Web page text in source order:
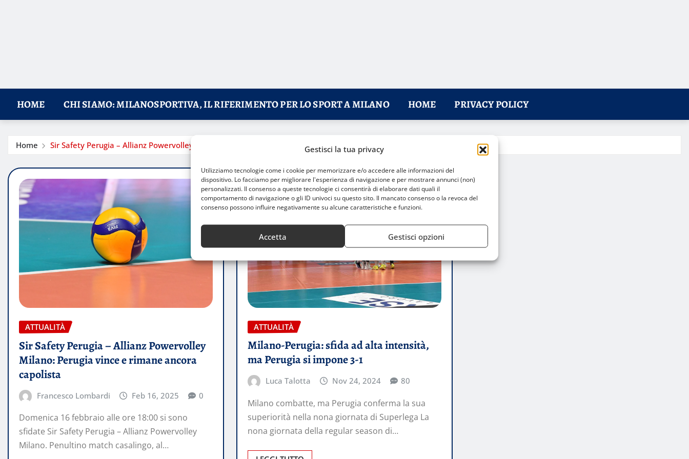
Gestisci la tua privacy
Utilizziamo tecnologie come i cookie per memorizzare e/o accedere alle informazioni del
dispositivo. Lo facciamo per migliorare l'esperienza di navigazione e per mostrare annunci (non)
personalizzati. Il consenso a queste tecnologie ci consentirà di elaborare dati quali il
comportamento di navigazione o gli ID univoci su questo sito. Il mancato consenso o la revoca del
consenso possono influire negativamente su alcune caratteristiche e funzioni.
Accetta Gestisci opzioni
HOME CHI SIAMO: MILANOSPORTIVA, IL RIFERIMENTO PER LO SPORT A MILANO HOME PRIVACY POLICY
Home Sir Safety Perugia – Allianz Powervolley Milano: Perugia vince e rimane ancora capolista
ATTUALITÀ
Sir Safety Perugia – Allianz Powervolley
Milano: Perugia vince e rimane ancora
capolista
Francesco Lombardi Feb 16, 2025 0
Domenica 16 febbraio alle ore 18:00 si sono
sfidate Sir Safety Perugia – Allianz Powervolley
Milano. Penultino match casalingo, al…
ATTUALITÀ
Milano-Perugia: sfida ad alta intensità,
ma Perugia si impone 3-1
Luca Talotta Nov 24, 2024 80
Milano combatte, ma Perugia conferma la sua
superiorità nella nona giornata di Superlega La
nona giornata della regular season di…